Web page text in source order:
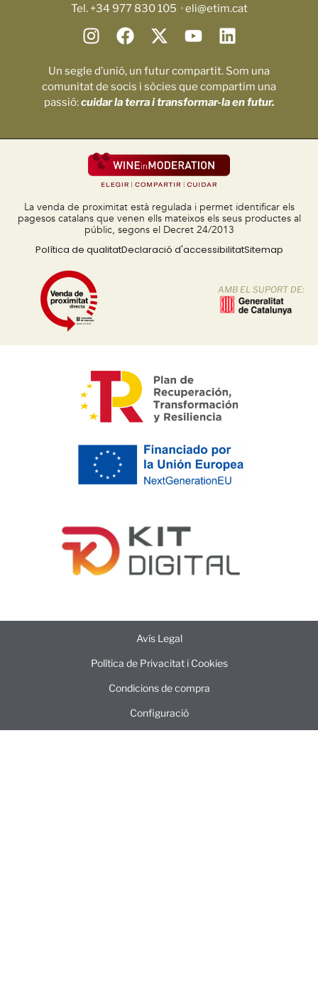
Tel. +34 977 830 105 · eli@etim.cat
Un segle d’unió, un futur compartit. Som una
comunitat de socis i sòcies que compartim una
passió:cuidar la terra i transformar-la en futur.
La venda de proximitat està regulada i permet identificar els
pagesos catalans que venen ells mateixos els seus productes al
públic, segons el Decret 24/2013
Política de qualitatDeclaració d'accessibilitatSitemap
AMB EL SUPORT DE:
Avís Legal
Política de Privacitat i Cookies
Condicions de compra
Configuració